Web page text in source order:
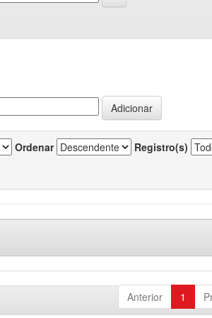
Ordenar Registro(s)
Anterior 1